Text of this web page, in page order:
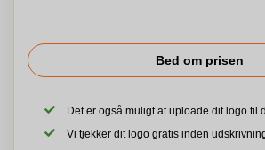
Bed om prisen
Det er også muligt at uploade dit logo til
Vi tjekker dit logo gratis inden